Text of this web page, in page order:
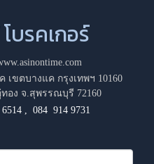
บรคเกอร์
เขตบางแค กรุงเทพฯ 10160
อง จ.สุพรรณบุรี 72160
6514 ,084 914 9731